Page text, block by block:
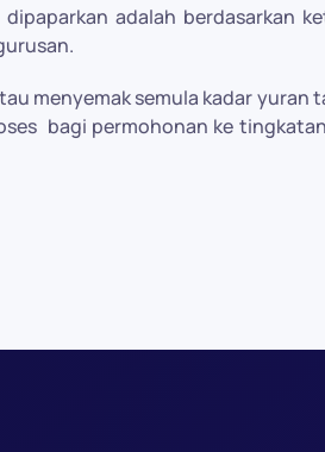
adalah berdasarkan
menyemak semula kadar
bagi permohonan ke